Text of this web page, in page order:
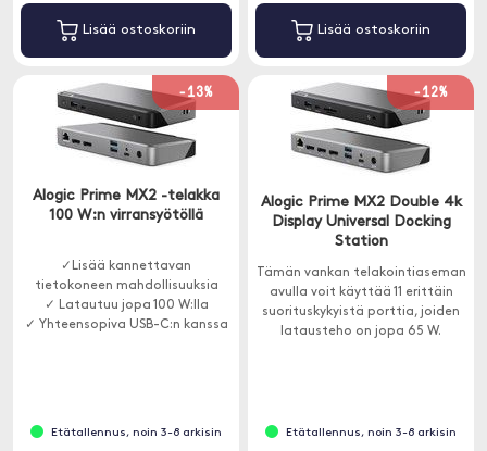
Lisää ostoskoriin Lisää ostoskoriin
-13%
Alogic Prime MX2 -telakka
100 W:n virransyötöllä
✓Lisää kannettavan
tietokoneen mahdollisuuksia
✓ Latautuu jopa 100 W:lla
✓ Yhteensopiva USB-C:n kanssa
Etätallennus, noin 3-8 arkisin
-12%
Alogic Prime MX2 Double 4k
Display Universal Docking
Station
Tämän vankan telakointiaseman
avulla voit käyttää 11 erittäin
suorituskykyistä porttia, joiden
latausteho on jopa 65 W.
Etätallennus, noin 3-8 arkisin